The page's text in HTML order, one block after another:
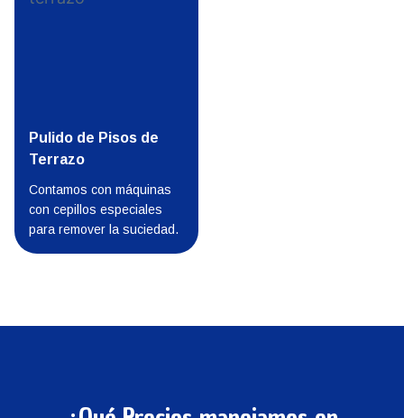
Pulido de Pisos de
Terrazo
Contamos con máquinas
con cepillos especiales
para remover la suciedad.